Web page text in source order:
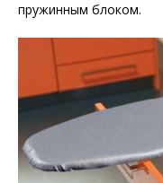
пружинным блоком.